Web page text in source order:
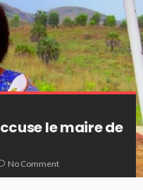
le maire de
No Comment